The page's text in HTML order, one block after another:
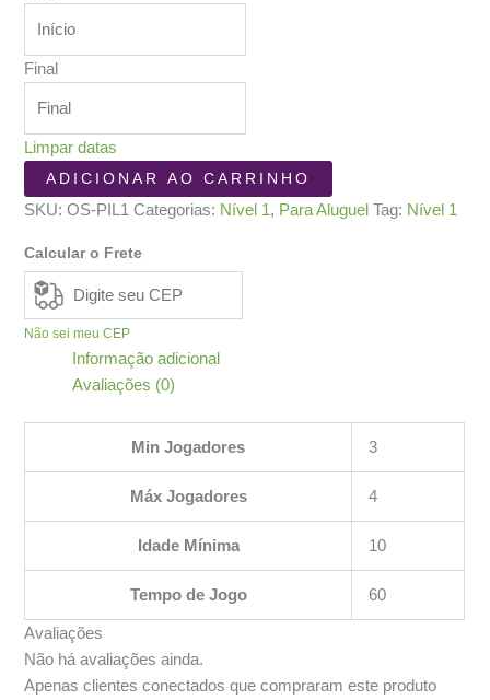
Final
Limpar datas
Pilares
Terra
quantidade
ADICIONAR AO CARRINHO
SKU:OS-PIL1 Categorias: Nível 1 , Para Aluguel Tag: Nível 1
Calcular o Frete
Não sei meu CEP
Informação adicional
Avaliações (0)
Min Jogadores 3
Máx Jogadores 4
Idade Mínima 10
Tempo de Jogo 60
Avaliações
Não há avaliações ainda.
Apenas clientes conectados que compraram este produto